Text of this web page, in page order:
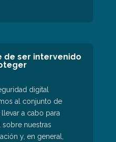
de ser intervenido
digital
al conjunto de
a cabo para
nuestras
y, en general,